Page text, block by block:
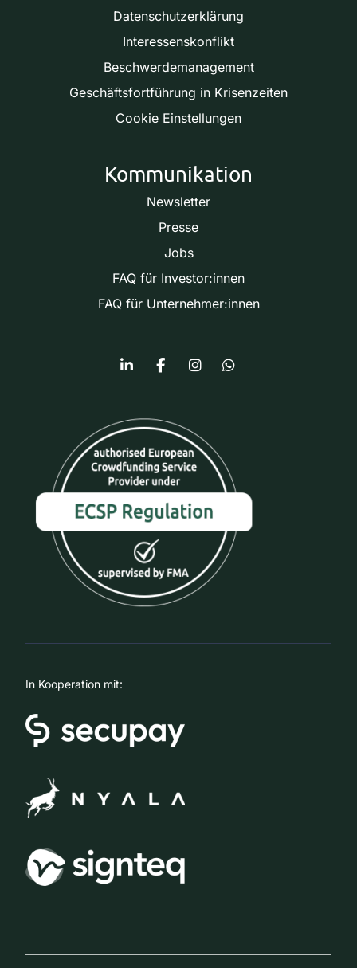
Datenschutzerklärung
Interessenskonflikt
Beschwerdemanagement
Geschäftsfortführung in Krisenzeiten
Cookie Einstellungen
Kommunikation
Newsletter
Presse
Jobs
FAQ für Investor:innen
FAQ für Unternehmer:innen
In Kooperation mit: